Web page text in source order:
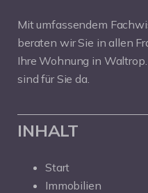
Mit umfassendem
beraten wir Sie in allen
Ihre Wohnung in
sind für Sie da.
INHALT
Start
Immobilien